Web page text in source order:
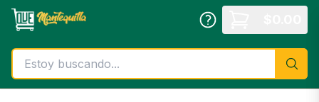
Saltar al contenido principal